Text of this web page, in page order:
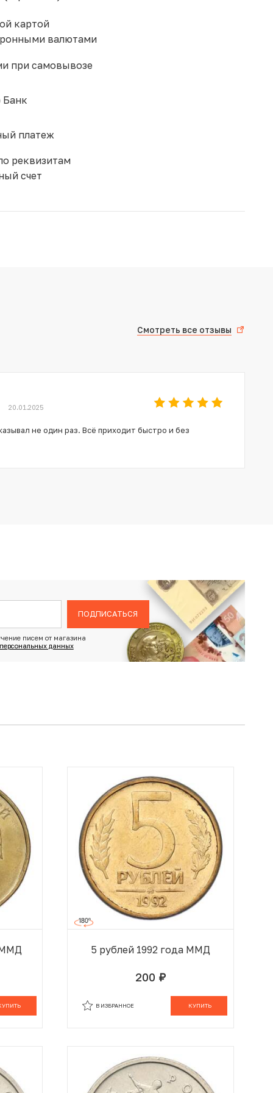
картой
валютами
при самовывозе
Банк
платеж
реквизитам
счет
Смотреть все отзывы
20.01.2025
не один раз. Всё приходит быстро и без
ПОДПИСАТЬСЯ
писем от магазина
данных
ММД 5 рублей 1992 года ММД
200 руб.
КУПИТЬ
В ИЗБРАННОЕ